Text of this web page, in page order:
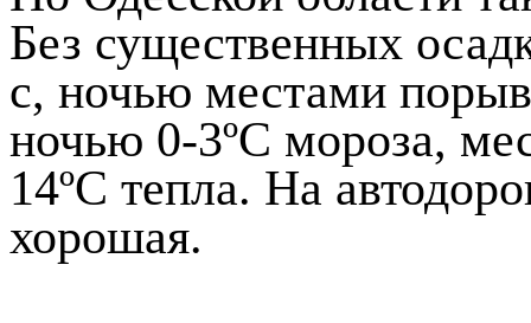
Без существенных
с, ночью местами
ночью 0-3ºС мороза,
14ºС тепла. На
хорошая.